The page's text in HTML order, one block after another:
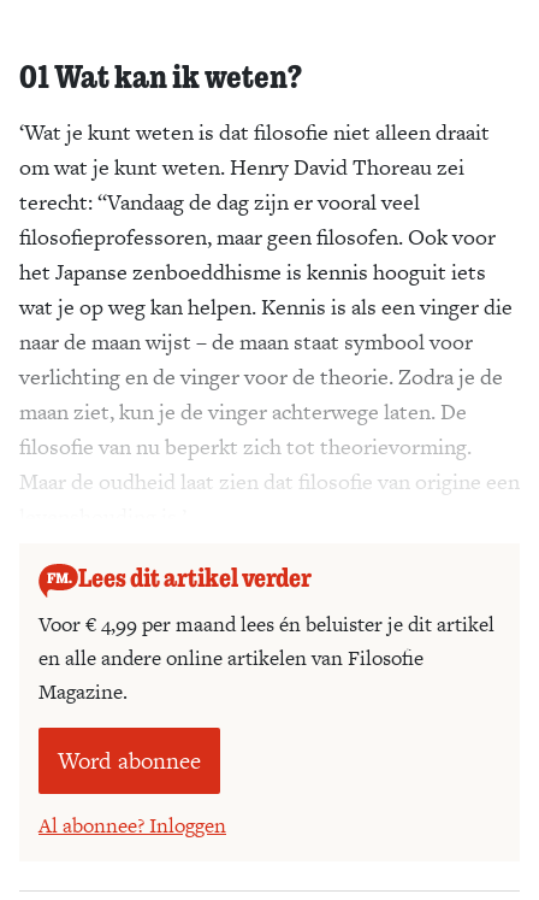
01 Wat kan ik weten?
‘Wat je kunt weten is dat filosofie niet alleen draait
om wat je kunt weten. Henry David Thoreau zei
terecht: “Vandaag de dag zijn er vooral veel
filosofieprofessoren, maar geen filosofen. Ook voor
het Japanse zenboeddhisme is kennis hooguit iets
wat je op weg kan helpen. Kennis is als een vinger die
naar de maan wijst – de maan staat symbool voor
verlichting en de vinger voor de theorie. Zodra je de
maan ziet, kun je de vinger achterwege laten. De
filosofie van nu beperkt zich tot theorie­vorming.
Maar de oudheid laat zien dat filosofie van origine een
Lees dit artikel verder
Voor € 4,99 per maand lees én beluister je dit artikel
en alle andere online artikelen van Filosofie
Magazine.
Word abonnee
Al abonnee? Inloggen